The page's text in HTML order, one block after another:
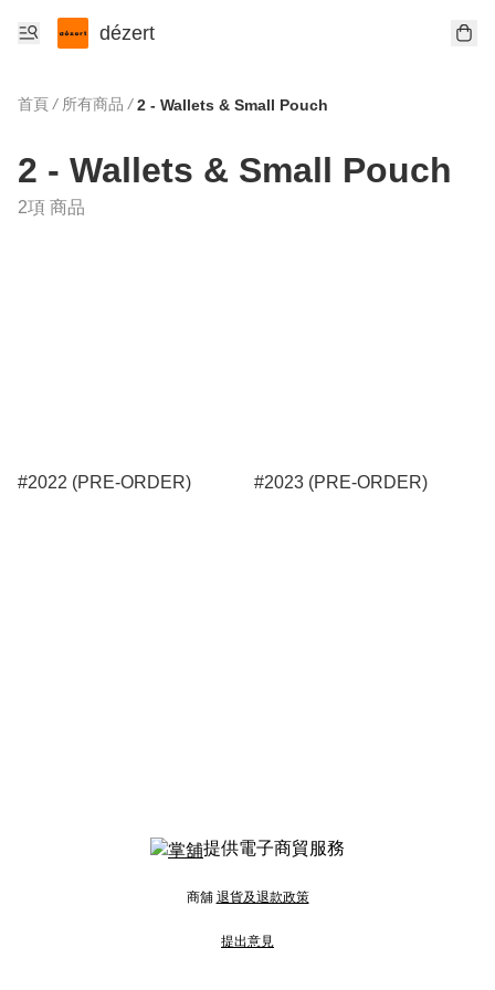
dézert
首頁 / 所有商品 / 2 - Wallets & Small Pouch
2 - Wallets & Small Pouch
2項 商品
#2022 (PRE-ORDER) #2023 (PRE-ORDER)
提供電子商貿服務
商舖 退貨及退款政策
提出意見